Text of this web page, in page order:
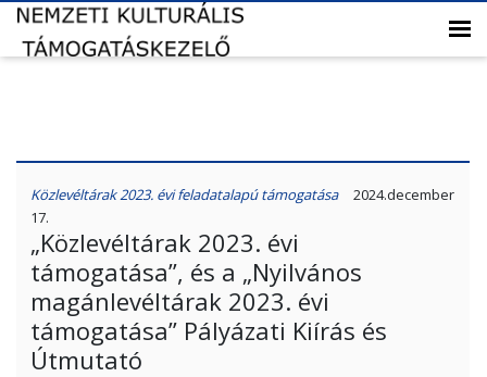
Közlevéltárak 2023. évi feladatalapú támogatása
2024.december
17.
„Közlevéltárak 2023. évi
támogatása”, és a „Nyilvános
magánlevéltárak 2023. évi
támogatása” Pályázati Kiírás és
Útmutató